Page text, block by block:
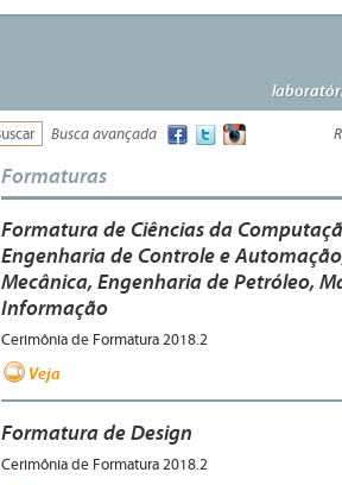
Busca avançada
Formaturas
Formatura de Ciências da
Engenharia de Controle e
Mecânica, Engenharia de Petróleo,
Informação
Cerimônia de Formatura 2018.2
Veja
Formatura de Design
Cerimônia de Formatura 2018.2